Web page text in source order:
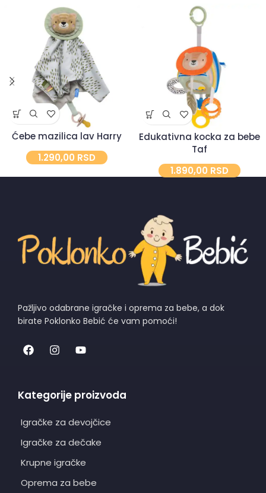
Ćebe mazilica lav Harry
1.290,00 RSD
Edukativna kocka za bebe
Taf
1.890,00 RSD
Pažljivo odabrane igračke i oprema za bebe, a dok
birate Poklonko Bebić će vam pomoći!
Kategorije proizvoda
Igračke za devojčice
Igračke za dečake
Krupne igračke
Oprema za bebe